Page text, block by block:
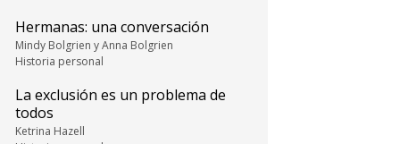
Hermanas: una conversación
Mindy Bolgrien y Anna Bolgrien
Historia personal
La exclusión es un problema de
todos
Ketrina Hazell